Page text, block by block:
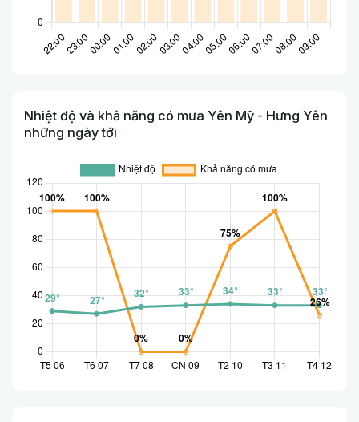
Nhiệt độ và khả năng có mưa Yên Mỹ - Hưng Yên
những ngày tới